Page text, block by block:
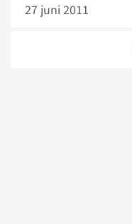
27 juni 2011